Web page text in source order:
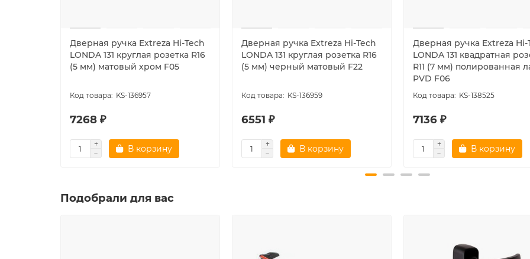
Дверная ручка Extreza Hi-Tech
LONDA 131 круглая розетка R16
(5 мм) матовый хром F05
KS-136957
7268 ₽
В корзину
Дверная ручка Extreza Hi-Tech
LONDA 131 круглая розетка R16
(5 мм) черный матовый F22
KS-136959
6551 ₽
В корзину
Дверная ручка Extreza Hi-
LONDA 131 квадратная
R11 (7 мм) полированная
PVD F06
KS-138525
7136 ₽
В корзину
Подобрали для вас